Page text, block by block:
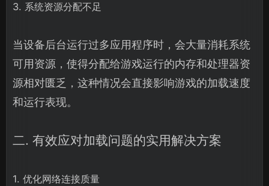
3. 系统资源分配不足
当设备后台运行过多应用程序时，会大量消耗系统
可用资源，使得分配给游戏运行的内存和处理器资
源相对匮乏，这种情况会直接影响游戏的加载速度
和运行表现。
二. 有效应对加载问题的实用解决方案
1. 优化网络连接质量